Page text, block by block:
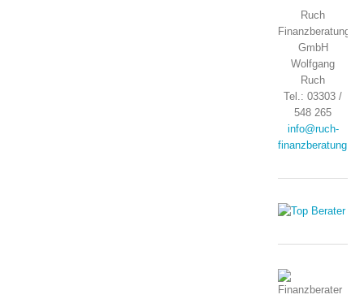
Ruch
Finanzberatung
GmbH
Wolfgang
Ruch
Tel.: 03303 /
548 265
info@ruch-
finanzberatung.de